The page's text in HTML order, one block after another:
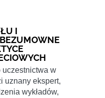
I
uczestnictwa w
uznany ekspert,
wykładów,